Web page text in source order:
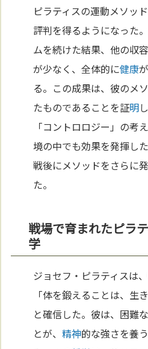
ピラティスの運動メソッ
評判を得るようになった
ムを続けた結果、他の収
が少なく、全体的に健康
る。この成果は、彼のメ
たものであることを証明
「コントロロジー」の考
境の中でも効果を発揮し
戦後にメソッドをさらに
た。
戦場で育まれたピラ
学
ジョセフ・ピラティスは
「体を鍛えることは、生
と確信した。彼は、困難
とが、精神的な強さを養